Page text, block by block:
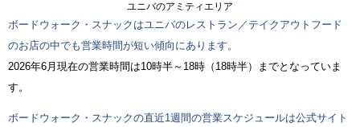
ユニバのアミティエリア
ボードウォーク・スナックはユニバのレストラン／テイクアウトフード
のお店の中でも営業時間が短い傾向にあります。
2026年6月現在の営業時間は10時半～18時（18時半）までとなっていま
す。
ボードウォーク・スナックの直近1週間の営業スケジュールは公式サイト